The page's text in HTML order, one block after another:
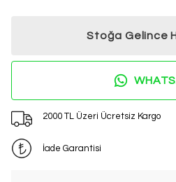
Stoğa Gelince
2000 TL Üzeri Ücretsiz Kargo
İade Garantisi